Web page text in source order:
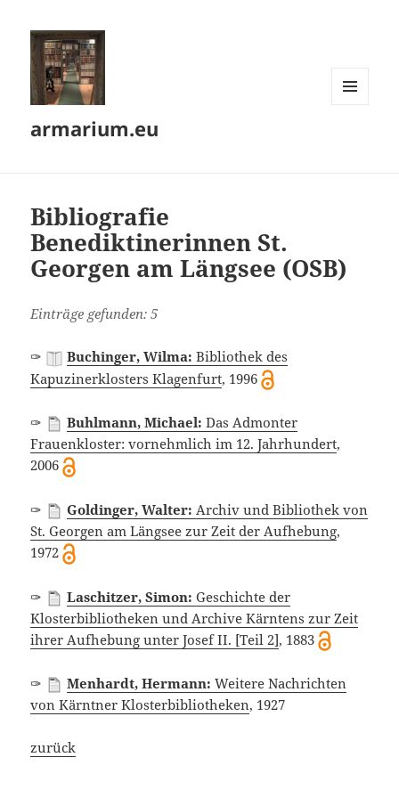
armarium.eu
Bibliografie
Benediktinerinnen St.
Georgen am Längsee (OSB)
Einträge gefunden: 5
✑ Buchinger, Wilma:Bibliothek des
Kapuzinerklosters Klagenfurt, 1996
✑ Buhlmann, Michael:Das Admonter
Frauenkloster: vornehmlich im 12. Jahrhundert,
2006
✑ Goldinger, Walter:Archiv und Bibliothek von
St. Georgen am Längsee zur Zeit der Aufhebung,
1972
✑ Laschitzer, Simon:Geschichte der
Klosterbibliotheken und Archive Kärntens zur Zeit
ihrer Aufhebung unter Josef II. [Teil 2], 1883
✑ Menhardt, Hermann:Weitere Nachrichten
von Kärntner Klosterbibliotheken, 1927
zurück